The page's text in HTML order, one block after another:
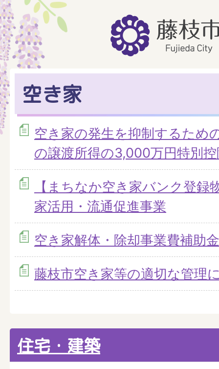
空き家
空き家の発生を抑制するため
の譲渡所得の3,000万円特別
【まちなか空き家バンク登録
家活用・流通促進事業
空き家解体・除却事業費補助金
藤枝市空き家等の適切な管理
住宅・建築